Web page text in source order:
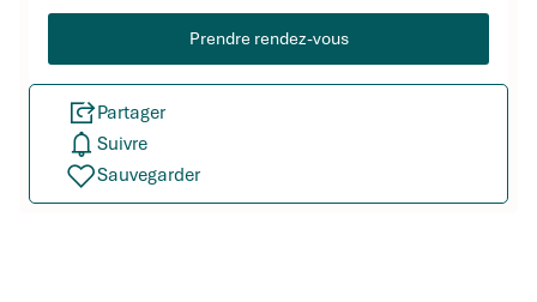
Prendre rendez-vous
Partager
Suivre
Sauvegarder